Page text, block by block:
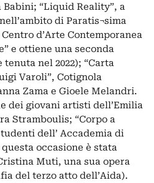
Babini; “Liquid Reality”, a
di Paratis¬sima
d’Arte Contemporanea
e ottiene una seconda
nel 2022); “Carta
Varoli”, Cotignola
Zama e Gioele Melandri.
dei giovani artisti dell’Emilia
Stramboulis; “Corpo a
dell’ Accademia di
occasione è stata
Muti, una sua opera
del terzo atto dell’Aida).